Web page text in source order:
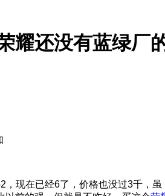
耀还没有蓝绿厂
，现在已经6了，价格也没过3千，虽